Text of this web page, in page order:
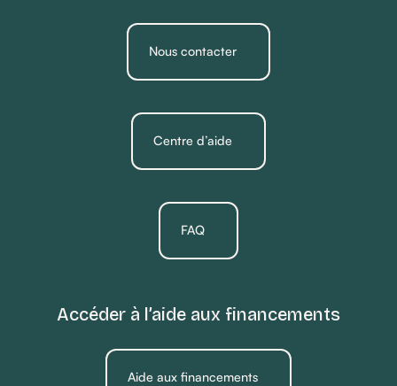
Nous contacter
Centre d’aide
FAQ
Accéder à l’aide aux financements
Aide aux financements